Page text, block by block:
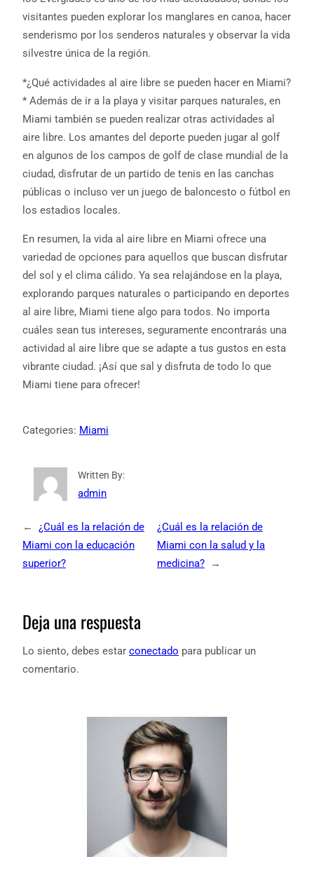
visitantes pueden explorar los manglares en canoa, hacer
senderismo por los senderos naturales y observar la vida
silvestre única de la región.
*¿Qué actividades al aire libre se pueden hacer en Miami?
* Además de ir a la playa y visitar parques naturales, en
Miami también se pueden realizar otras actividades al
aire libre. Los amantes del deporte pueden jugar al golf
en algunos de los campos de golf de clase mundial de la
ciudad, disfrutar de un partido de tenis en las canchas
públicas o incluso ver un juego de baloncesto o fútbol en
los estadios locales.
En resumen, la vida al aire libre en Miami ofrece una
variedad de opciones para aquellos que buscan disfrutar
del sol y el clima cálido. Ya sea relajándose en la playa,
explorando parques naturales o participando en deportes
al aire libre, Miami tiene algo para todos. No importa
cuáles sean tus intereses, seguramente encontrarás una
actividad al aire libre que se adapte a tus gustos en esta
vibrante ciudad. ¡Así que sal y disfruta de todo lo que
Miami tiene para ofrecer!
Categories: Miami
Written By:
admin
←
¿Cuál es la relación de
Miami con la educación
superior?
¿Cuál es la relación de
Miami con la salud y la
medicina?
→
Deja una respuesta
Lo siento, debes estar conectado para publicar un
comentario.